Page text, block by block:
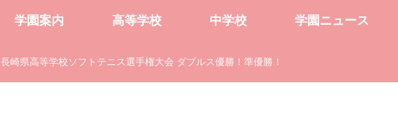
学園案内 高等学校 中学校 学園ニュース
長崎県高等学校ソフトテニス選手権大会 ダブルス優勝！準優勝！